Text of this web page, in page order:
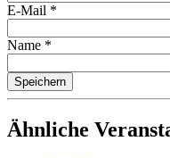
E-Mail *
Name *
Ähnliche